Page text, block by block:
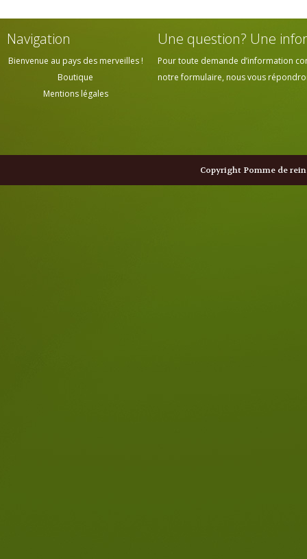
Navigation
Bienvenue au pays des merveilles !
Boutique
Mentions légales
Une question? Une
Pour toute demande d’information
notre formulaire, nous vous
Copyright Pomme de